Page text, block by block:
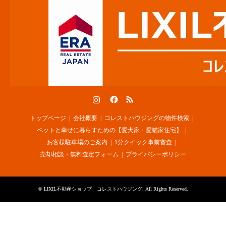
トップページ 会社概要
コレストハウジングの物件検索
ペットと幸せに暮らすための【愛犬家・愛猫家住宅】
お客様駐車場のご案内
1分クイック事前審査
売却相談・無料査定フォーム
プライバシーポリシー
© LIXIL不動産ショップ コレストハウジング. All Rights Reserved.